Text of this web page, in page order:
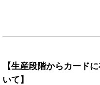
【生産段階からカード
いて】